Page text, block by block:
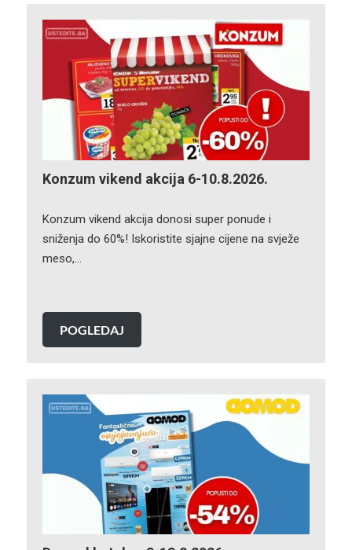
Konzum vikend akcija 6-10.8.2026.
Konzum vikend akcija donosi super ponude i
sniženja do 60%! Iskoristite sjajne cijene na svježe
meso,…
POGLEDAJ